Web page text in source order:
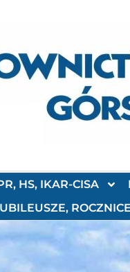
HS, IKAR-CISA
ROCZNICE